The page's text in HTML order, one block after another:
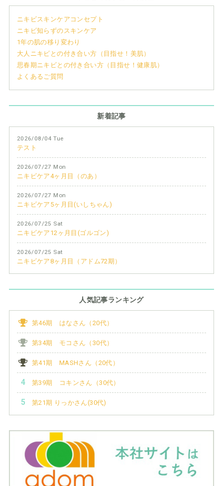
ニキビスキンケアコンセプト
ニキビ知らずのスキンケア
1年の肌の移り変わり
大人ニキビとの付き合い方（目指せ！美肌）
思春期ニキビとの付き合い方（目指せ！健康肌）
よくあるご質問
新着記事
2026/08/04 Tue
テスト
2026/07/27 Mon
ニキビケア4ヶ月目（のあ）
2026/07/27 Mon
ニキビケア5ヶ月目(いしちゃん)
2026/07/25 Sat
ニキビケア12ヶ月目(ゴルゴン)
2026/07/25 Sat
ニキビケア8ヶ月目（アドム72期）
人気記事ランキング
第46期 はなさん（20代）
第34期 モコさん（30代）
第41期 MASHさん（20代）
第39期 コキンさん（30代）
第21期 りっかさん(30代)